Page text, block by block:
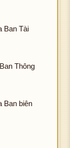
Ban Tài
Thông
Ban biên